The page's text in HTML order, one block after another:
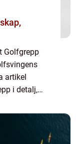
Golfgrepp
artikel
i detalj,
som är...